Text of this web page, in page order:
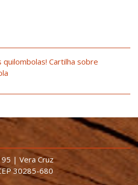
Cartilha sobre
| Vera Cruz
30285-680